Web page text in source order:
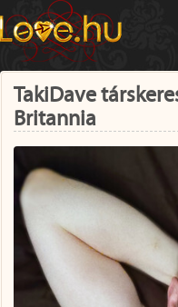
TakiDave
Britannia